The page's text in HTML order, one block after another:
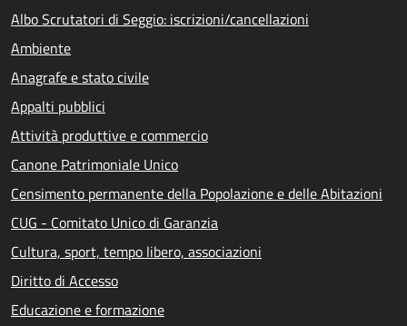
Albo Scrutatori di Seggio: iscrizioni/cancellazioni
Ambiente
Anagrafe e stato civile
Appalti pubblici
Attività produttive e commercio
Canone Patrimoniale Unico
Censimento permanente della Popolazione e delle Abitazioni
CUG - Comitato Unico di Garanzia
Cultura, sport, tempo libero, associazioni
Diritto di Accesso
Educazione e formazione